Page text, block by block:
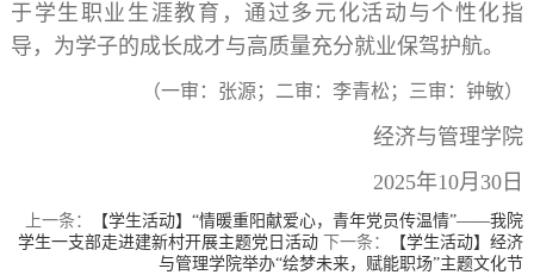
于学生职业生涯教育，通过多元化活动与个性化指
导，为学子的成长成才与高质量充分就业保驾护航。
（一审：张源；二审：李青松；三审：钟敏）
经济与管理学院
2025年10月30日
上一条：
【学生活动】“情暖重阳献爱心，青年党员传温情”——我院
学生一支部走进建新村开展主题党日活动 下一条：
【学生活动】经济
与管理学院举办“绘梦未来，赋能职场”主题文化节